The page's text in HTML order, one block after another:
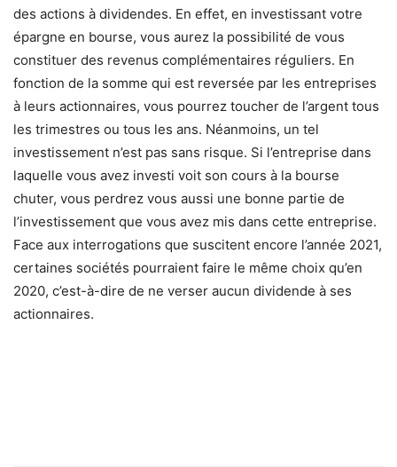
des actions à dividendes. En effet, en investissant votre
épargne en bourse, vous aurez la possibilité de vous
constituer des revenus complémentaires réguliers. En
fonction de la somme qui est reversée par les entreprises
à leurs actionnaires, vous pourrez toucher de l’argent tous
les trimestres ou tous les ans. Néanmoins, un tel
investissement n’est pas sans risque. Si l’entreprise dans
laquelle vous avez investi voit son cours à la bourse
chuter, vous perdrez vous aussi une bonne partie de
l’investissement que vous avez mis dans cette entreprise.
Face aux interrogations que suscitent encore l’année 2021,
certaines sociétés pourraient faire le même choix qu’en
2020, c’est-à-dire de ne verser aucun dividende à ses
actionnaires.